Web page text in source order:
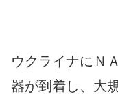
ウクライナにＮ
器が到着し、大